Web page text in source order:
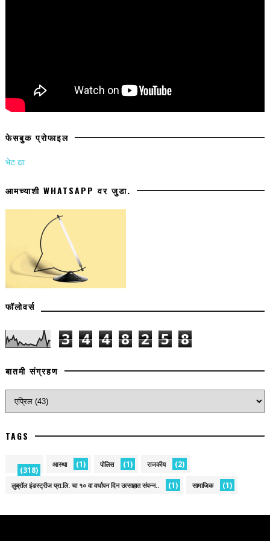
फेसबुक प्रोफाइल
भेट द्या
आमच्याशी WHATSAPP वर जुडा.
फॉलोवर्स
3 4 4 8 2 5 8
बातमी संग्रहण
TAGS
(318)
आस्था (1) पोलिस (1) राजकीय (2)
लुब्रॉल इंडस्ट्रीज प्रा.लि. चा १० वा वर्धापन दिन उत्साहात संपन्न.. (1) सामाजिक (1)